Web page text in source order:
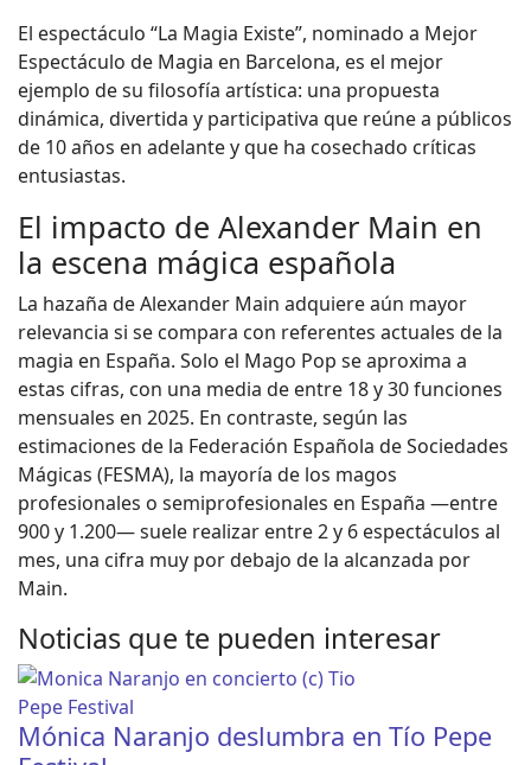
El espectáculo “La Magia Existe”, nominado a Mejor
Espectáculo de Magia en Barcelona, es el mejor
ejemplo de su filosofía artística: una propuesta
dinámica, divertida y participativa que reúne a públicos
de 10 años en adelante y que ha cosechado críticas
entusiastas.
El impacto de Alexander Main en
la escena mágica española
La hazaña de Alexander Main adquiere aún mayor
relevancia si se compara con referentes actuales de la
magia en España. Solo el Mago Pop se aproxima a
estas cifras, con una media de entre 18 y 30 funciones
mensuales en 2025. En contraste, según las
estimaciones de la Federación Española de Sociedades
Mágicas (FESMA), la mayoría de los magos
profesionales o semiprofesionales en España —entre
900 y 1.200— suele realizar entre 2 y 6 espectáculos al
mes, una cifra muy por debajo de la alcanzada por
Main.
Noticias que te pueden interesar
Mónica Naranjo deslumbra en Tío Pepe